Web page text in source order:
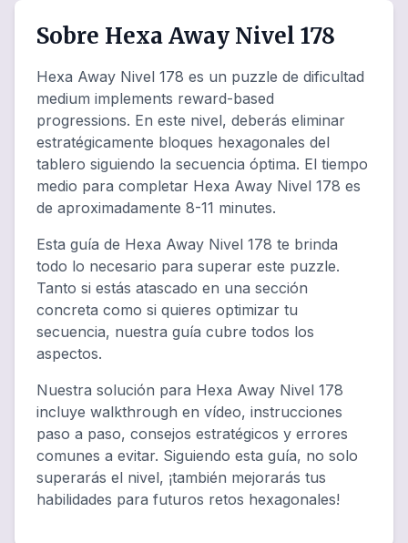
Sobre Hexa Away Nivel 178
Hexa Away Nivel 178 es un puzzle de dificultad
medium implements reward-based
progressions. En este nivel, deberás eliminar
estratégicamente bloques hexagonales del
tablero siguiendo la secuencia óptima. El tiempo
medio para completar Hexa Away Nivel 178 es
de aproximadamente 8-11 minutes.
Esta guía de Hexa Away Nivel 178 te brinda
todo lo necesario para superar este puzzle.
Tanto si estás atascado en una sección
concreta como si quieres optimizar tu
secuencia, nuestra guía cubre todos los
aspectos.
Nuestra solución para Hexa Away Nivel 178
incluye walkthrough en vídeo, instrucciones
paso a paso, consejos estratégicos y errores
comunes a evitar. Siguiendo esta guía, no solo
superarás el nivel, ¡también mejorarás tus
habilidades para futuros retos hexagonales!